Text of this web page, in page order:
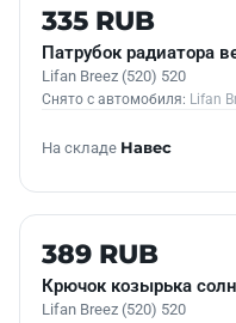
Б/У В НАЛИЧИИ
335 RUB
Патрубок радиатора
Lifan Breez (520) 520
Снято с автомобиля: Lifan
На складе Навес
Б/У В НАЛИЧИИ
389 RUB
Крючок козырька
Lifan Breez (520) 520